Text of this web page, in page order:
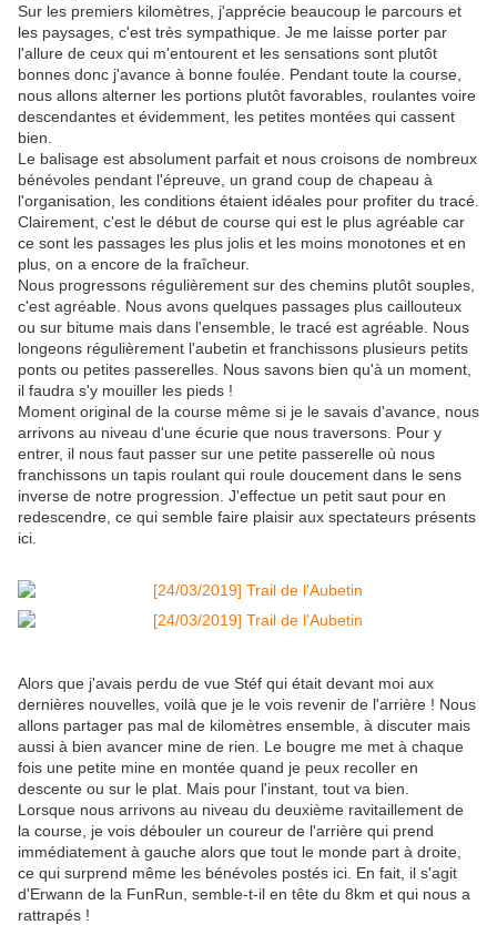
Sur les premiers kilomètres, j'apprécie beaucoup le parcours et
les paysages, c'est très sympathique. Je me laisse porter par
l'allure de ceux qui m'entourent et les sensations sont plutôt
bonnes donc j'avance à bonne foulée. Pendant toute la course,
nous allons alterner les portions plutôt favorables, roulantes voire
descendantes et évidemment, les petites montées qui cassent
bien.
Le balisage est absolument parfait et nous croisons de nombreux
bénévoles pendant l'épreuve, un grand coup de chapeau à
l'organisation, les conditions étaient idéales pour profiter du tracé.
Clairement, c'est le début de course qui est le plus agréable car
ce sont les passages les plus jolis et les moins monotones et en
plus, on a encore de la fraîcheur.
Nous progressons régulièrement sur des chemins plutôt souples,
c'est agréable. Nous avons quelques passages plus caillouteux
ou sur bitume mais dans l'ensemble, le tracé est agréable. Nous
longeons régulièrement l'aubetin et franchissons plusieurs petits
ponts ou petites passerelles. Nous savons bien qu'à un moment,
il faudra s'y mouiller les pieds !
Moment original de la course même si je le savais d'avance, nous
arrivons au niveau d'une écurie que nous traversons. Pour y
entrer, il nous faut passer sur une petite passerelle où nous
franchissons un tapis roulant qui roule doucement dans le sens
inverse de notre progression. J'effectue un petit saut pour en
redescendre, ce qui semble faire plaisir aux spectateurs présents
ici.
Alors que j'avais perdu de vue Stéf qui était devant moi aux
dernières nouvelles, voilà que je le vois revenir de l'arrière ! Nous
allons partager pas mal de kilomètres ensemble, à discuter mais
aussi à bien avancer mine de rien. Le bougre me met à chaque
fois une petite mine en montée quand je peux recoller en
descente ou sur le plat. Mais pour l'instant, tout va bien.
Lorsque nous arrivons au niveau du deuxième ravitaillement de
la course, je vois débouler un coureur de l'arrière qui prend
immédiatement à gauche alors que tout le monde part à droite,
ce qui surprend même les bénévoles postés ici. En fait, il s'agit
d'Erwann de la FunRun, semble-t-il en tête du 8km et qui nous a
rattrapés !